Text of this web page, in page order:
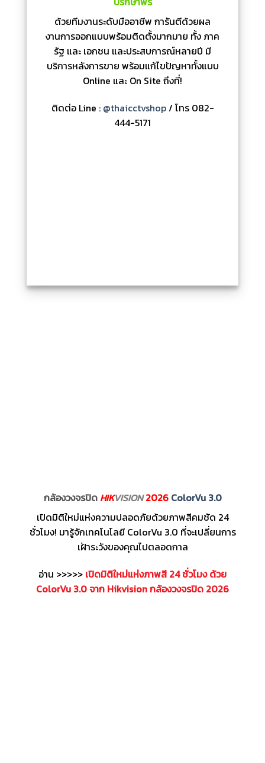
ด้วยทีมงานระดับมืออาชีพ การันตีด้วยผล
งานการออกแบบพร้อมติดตั้งมากมาย ทั้ง ภาค
รัฐ และ เอกชน และประสบการณ์หลายปี มี
บริการหลังการขาย พร้อมแก้ไขปัญหาทั้งแบบ
Online และ On Site ถึงที่!
ติดต่อ Line : @thaicctvshop/ โทร 082-
444-5171
กล้องวงจรปิด HIKVISION 2026 ColorVu 3.0
เปิดมิติใหม่แห่งความปลอดภัยด้วยภาพสีคมชัด 24
ชั่วโมง! มารู้จักเทคโนโลยี ColorVu 3.0 ที่จะเปลี่ยนการ
เฝ้าระวังของคุณไปตลอดกาล
อ่าน >>>>> เปิดมิติใหม่แห่งภาพสี 24 ชั่วโมง ด้วย
ColorVu 3.0 จาก Hikvision กล้องวงจรปิด 2026